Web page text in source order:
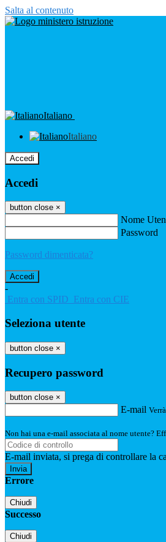
Salta al contenuto
Italiano
Italiano
Accedi
Accedi
button close ×
Nome
Password
Password dimenticata?
-
Entra con SPID Entra con CIE
Seleziona utente
button close ×
Recupero password
button close ×
E-mail
Non hai una e-mail associata al nome utente?
E-mail inviata, si prega di controllare la
Errore
Chiudi
Successo
Chiudi